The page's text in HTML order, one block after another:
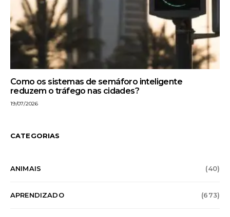
Como os sistemas de semáforo inteligente
reduzem o tráfego nas cidades?
19/07/2026
CATEGORIAS
ANIMAIS (40)
APRENDIZADO (673)